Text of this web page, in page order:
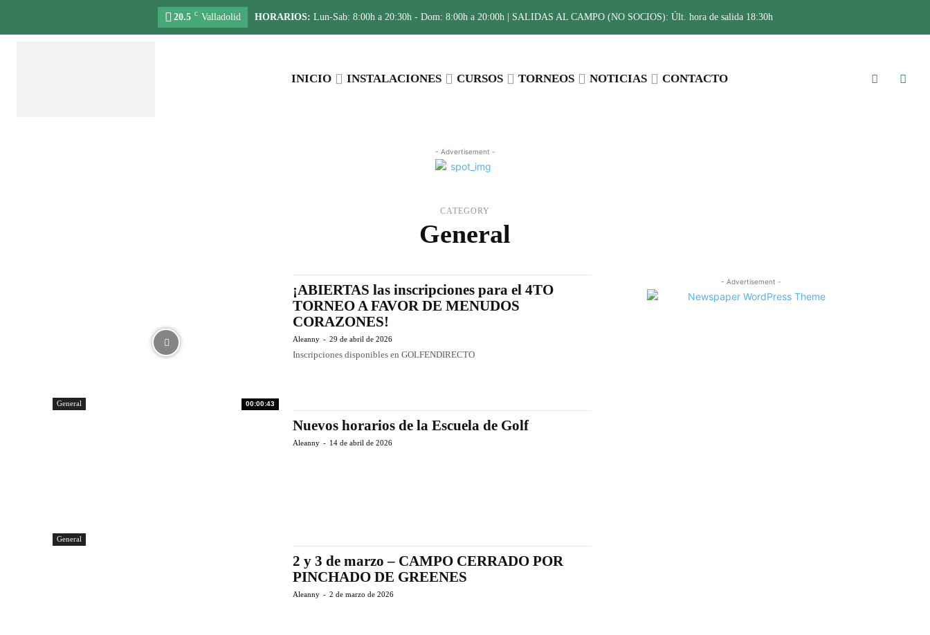
20.5 C Valladolid HORARIOS: Lun-Sab: 8:00h a 20:30h - Dom: 8:00h a 20:00h | SALIDAS AL CAMPO (NO SOCIOS): Últ. hora de salida 18:30h
INICIO INSTALACIONES CURSOS TORNEOS NOTICIAS CONTACTO
- Advertisement -
CATEGORY
General
General 00:00:43
¡ABIERTAS las inscripciones para el 4TO
TORNEO A FAVOR DE MENUDOS
CORAZONES!
Aleanny - 29 de abril de 2026
Inscripciones disponibles en GOLFENDIRECTO
General
Nuevos horarios de la Escuela de Golf
Aleanny - 14 de abril de 2026
2 y 3 de marzo – CAMPO CERRADO POR
PINCHADO DE GREENES
Aleanny - 2 de marzo de 2026
- Advertisement -